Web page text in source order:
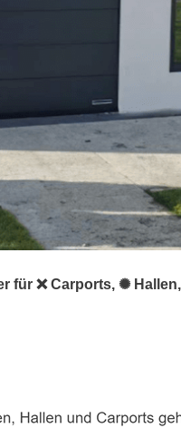
für ❌ Carports, ✺